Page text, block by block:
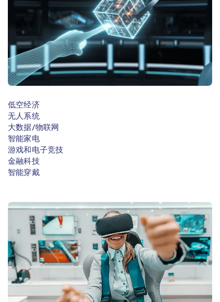
低空经济
无人系统
大数据/物联网
智能家电
游戏和电子竞技
金融科技
智能穿戴